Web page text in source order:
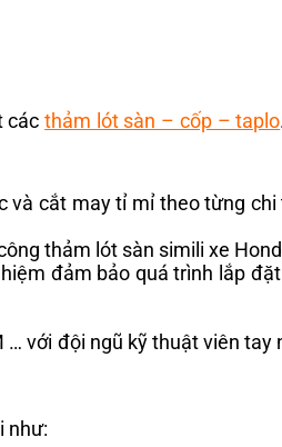
cácthảm lót sàn – cốp – taplo
cắt may tỉ mỉ theo từng
thảm lót sàn simili xe
đảm bảo quá trình lắp
với đội ngũ kỹ thuật viên
như: